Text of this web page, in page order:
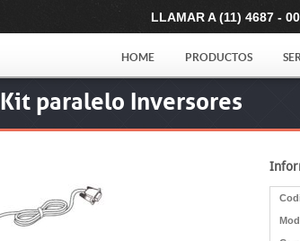
LLAMAR A (11) 4687 -
HOME PRODUCTOS
Kit paralelo Inversores